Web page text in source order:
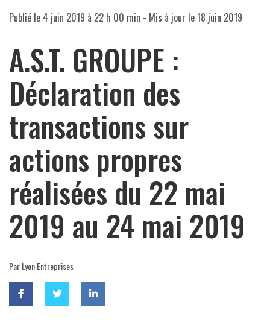
Publié le 4 juin 2019 à 22 h 00 min - Mis à jour le18 juin 2019
A.S.T. GROUPE :
Déclaration des
transactions sur
actions propres
réalisées du 22 mai
2019 au 24 mai 2019
Par Lyon Entreprises